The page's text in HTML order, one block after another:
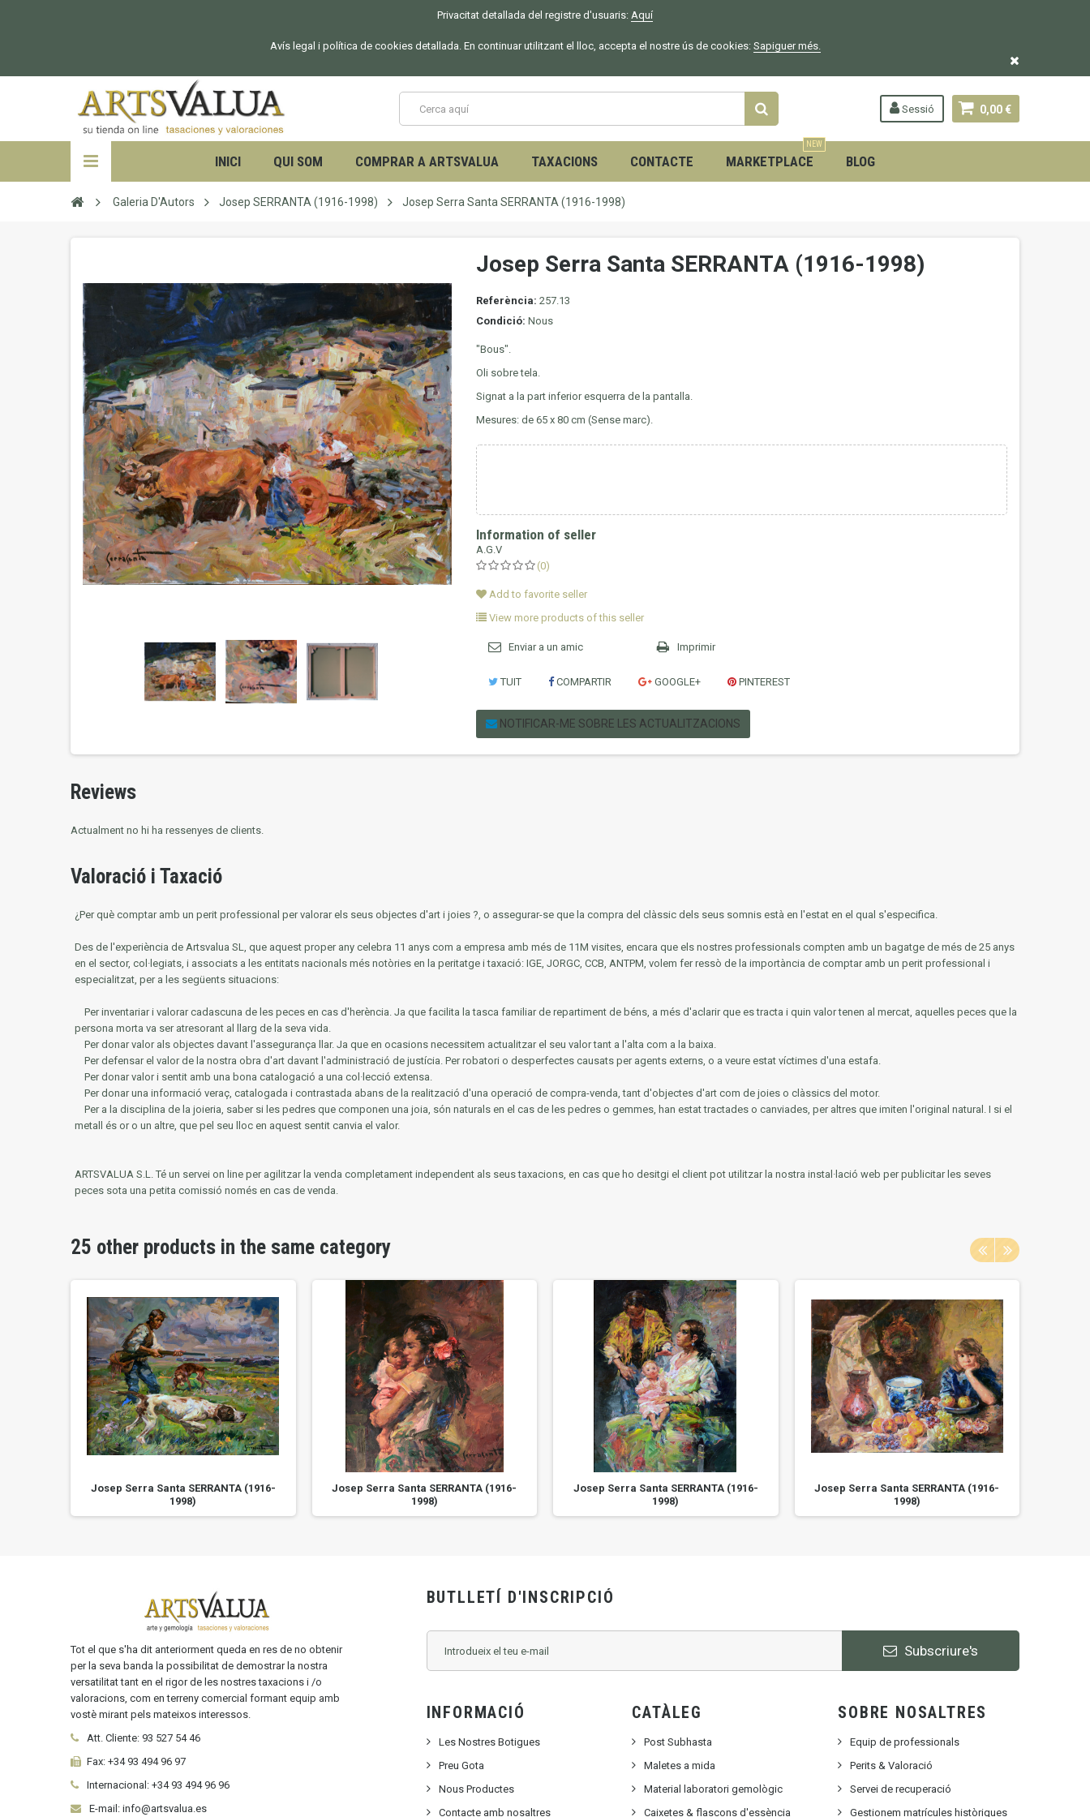
Privacitat detallada del registre d'usuaris: Aquí
Avís legal i política de cookies detallada. En continuar utilitzant el lloc, accepta el nostre ús de cookies: Sapiguer més.
0,00 €
Sessió
INICI QUI SOM COMPRAR A ARTSVALUA TAXACIONS CONTACTE MARKETPLACE
NEW
BLOG
Galeria D'Autors Josep SERRANTA (1916-1998) Josep Serra Santa SERRANTA (1916-1998)
Josep Serra Santa SERRANTA (1916-1998)
Referència: 257.13
Condició: Nous
"Bous".
Oli sobre tela.
Signat a la part inferior esquerra de la pantalla.
Mesures: de 65 x 80 cm (Sense marc).
Information of seller
A.G.V
(0)
Add to favorite seller
View more products of this seller
Enviar a un amic Imprimir
TUIT COMPARTIR GOOGLE+ PINTEREST
NOTIFICAR-ME SOBRE LES ACTUALITZACIONS
Reviews
Actualment no hi ha ressenyes de clients.
Valoració i Taxació
¿Per què comptar amb un perit professional per valorar els seus objectes d'art i joies ?, o assegurar-se que la compra del clàssic dels seus somnis està en l'estat en el qual s'especifica.
Des de l'experiència de Artsvalua SL, que aquest proper any celebra 11 anys com a empresa amb més de 11M visites, encara que els nostres professionals compten amb un bagatge de més de 25 anys
en el sector, col·legiats, i associats a les entitats nacionals més notòries en la peritatge i taxació: IGE, JORGC, CCB, ANTPM, volem fer ressò de la importància de comptar amb un perit professional i
especialitzat, per a les següents situacions:
Per inventariar i valorar cadascuna de les peces en cas d'herència. Ja que facilita la tasca familiar de repartiment de béns, a més d'aclarir que es tracta i quin valor tenen al mercat, aquelles peces que la
persona morta va ser atresorant al llarg de la seva vida.
Per donar valor als objectes davant l'assegurança llar. Ja que en ocasions necessitem actualitzar el seu valor tant a l'alta com a la baixa.
Per defensar el valor de la nostra obra d'art davant l'administració de justícia. Per robatori o desperfectes causats per agents externs, o a veure estat víctimes d'una estafa.
Per donar valor i sentit amb una bona catalogació a una col·lecció extensa.
Per donar una informació veraç, catalogada i contrastada abans de la realització d'una operació de compra-venda, tant d'objectes d'art com de joies o clàssics del motor.
Per a la disciplina de la joieria, saber si les pedres que componen una joia, són naturals en el cas de les pedres o gemmes, han estat tractades o canviades, per altres que imiten l'original natural. I si el
metall és or o un altre, que pel seu lloc en aquest sentit canvia el valor.
ARTSVALUA S.L. Té un servei on line per agilitzar la venda completament independent als seus taxacions, en cas que ho desitgi el client pot utilitzar la nostra instal·lació web per publicitar les seves
peces sota una petita comissió només en cas de venda.
25 other products in the same category
Josep Serra Santa SERRANTA (1916-
1998)
Josep Serra Santa SERRANTA (1916-
1998)
Josep Serra Santa SERRANTA (1916-
1998)
Josep Serra Santa SERRANTA (1916-
1998)
Tot el que s'ha dit anteriorment queda en res de no obtenir
per la seva banda la possibilitat de demostrar la nostra
versatilitat tant en el rigor de les nostres taxacions i /o
valoracions, com en terreny comercial formant equip amb
vostè mirant pels mateixos interessos.
Att. Cliente: 93 527 54 46
Fax: +34 93 494 96 97
Internacional: +34 93 494 96 96
E-mail: info@artsvalua.es
BUTLLETÍ D'INSCRIPCIÓ
Subscriure's
INFORMACIÓ
Les Nostres Botigues
Preu Gota
Nous Productes
Contacte amb nosaltres
CATÀLEG
Post Subhasta
Maletes a mida
Material laboratori gemològic
Caixetes & flascons d'essència
SOBRE NOSALTRES
Equip de professionals
Perits & Valoració
Servei de recuperació
Gestionem matrícules històriques